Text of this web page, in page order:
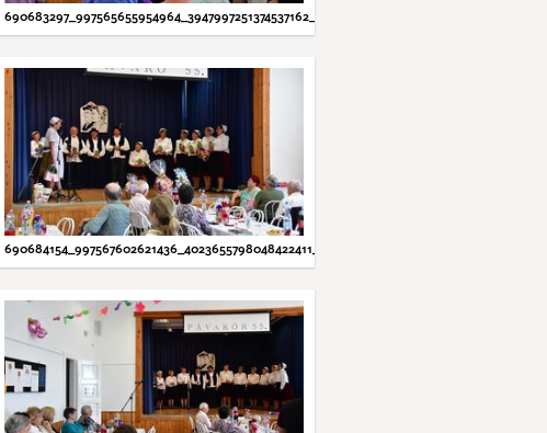
690683297_997565655954964_3947997251374537162_N.JPG
690684154_997567602621436_4023655798048422411_N.JPG